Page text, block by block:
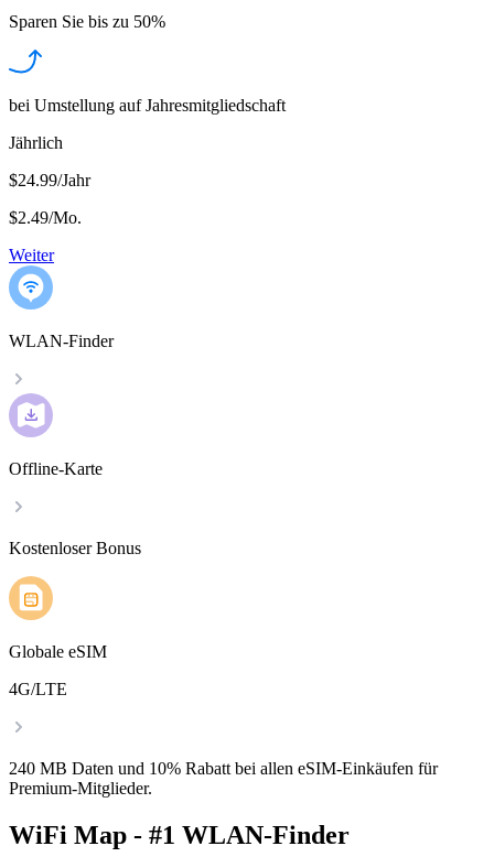
Sparen Sie bis zu 50%
bei Umstellung auf Jahresmitgliedschaft
Jährlich
$24.99/Jahr
$2.49/Mo.
Weiter
WLAN-Finder
Offline-Karte
Kostenloser Bonus
Globale eSIM
4G/LTE
240 MB Daten und 10% Rabatt bei allen eSIM-Einkäufen für
Premium-Mitglieder.
WiFi Map - #1 WLAN-Finder